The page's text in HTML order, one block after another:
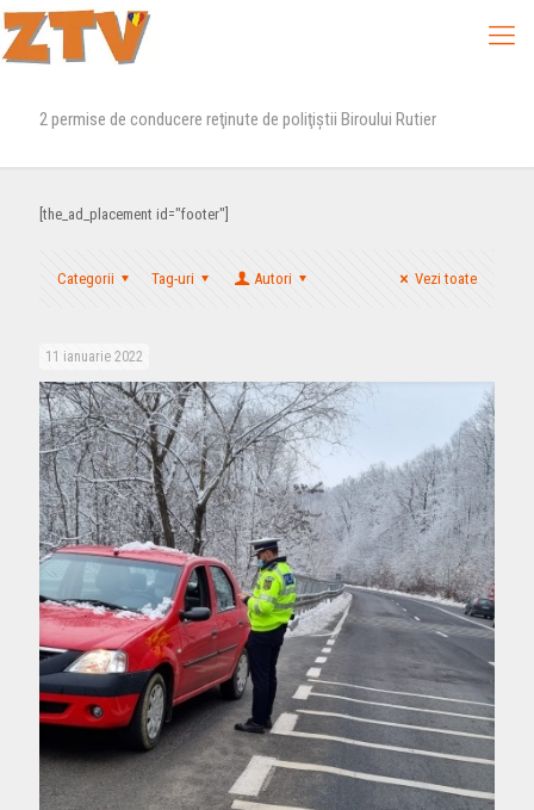
2 permise de conducere reţinute de poliţiştii Biroului Rutier
[the_ad_placement id="footer"]
Categorii Tag-uri Autori Vezi toate
11 ianuarie 2022